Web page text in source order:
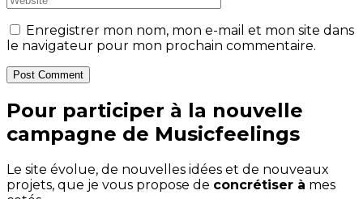
Enregistrer mon nom, mon e-mail et mon site dans
le navigateur pour mon prochain commentaire.
Post Comment
Pour participer à la nouvelle
campagne de Musicfeelings
Le site évolue, de nouvelles idées et de nouveaux
projets, que je vous propose de concrétiser à mes